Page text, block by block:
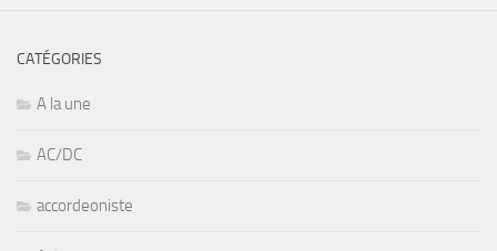
A la une
AC/DC
accordeoniste
Acteurs